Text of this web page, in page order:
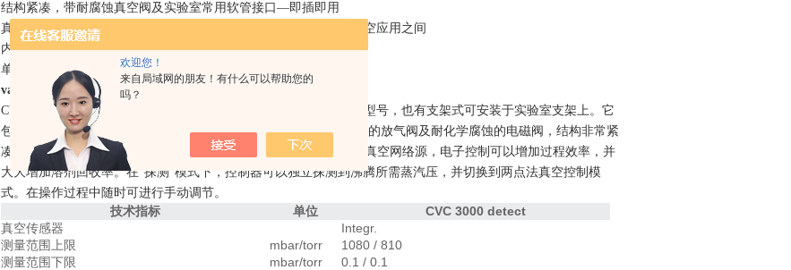
欢迎您！
来自局域网的朋友！有什么可以帮助您的
吗？
结构紧凑，带耐腐蚀真空阀及实验室常用软管接口—即插即用
真空测量集成在真空阀块内—直接将CVC 3000 detect连接在泵和真空应用之间
内置放气阀—简单的压力平衡或过程结束后的惰性气体放气
单向止回阀—共用真空源的平行应用不会相互干扰
vacuubrand德国进口CVC 3000 detect桌面式真空控制器
CVC 3000 detect是一台即插即用的两点法真空控制器，既有桌面式型号，也有支架式可安装于实验室支架上。它
包含带内置陶瓷真空传感器的CVC 3000真空控制器，集成了单向阀的放气阀及耐化学腐蚀的电磁阀，结构非常紧
凑，整个控制器安装方便。对于已有真空源如无油真空泵或高效的真空网络源，电子控制可以增加过程效率，并
大大增加溶剂回收率。在“探测”模式下，控制器可以独立探测到沸腾所需蒸汽压，并切换到两点法真空控制模
式。在操作过程中随时可进行手动调节。
技术指标 单位
CVC 3000 detect
真空传感器
Integr.
测量范围上限
mbar/torr
1080 / 810
测量范围下限
mbar/torr
0.1 / 0.1